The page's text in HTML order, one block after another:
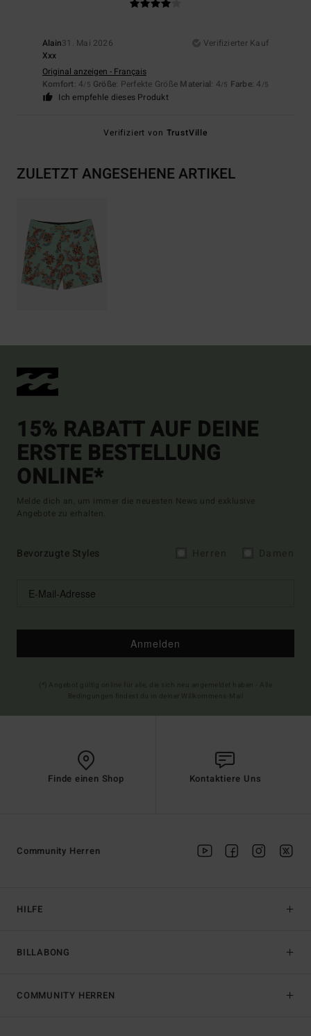
Alain31. Mai 2026
Verifizierter Kauf
Xxx
Original anzeigen - Français
Komfort: 4/5 Größe: Perfekte Größe Material: 4/5 Farbe: 4 /5
Ich empfehle dieses Produkt
Verifiziert von TrustVille
ZULETZT ANGESEHENE ARTIKEL
15% RABATT AUF DEINE
ERSTE BESTELLUNG
ONLINE*
Melde dich an, um immer die neuesten News und exklusive
Angebote zu erhalten.
Bevorzugte Styles
Anmelden
Finde einen Shop Kontaktiere Uns
HILFE
BILLABONG
Community Herren
COMMUNITY HERREN